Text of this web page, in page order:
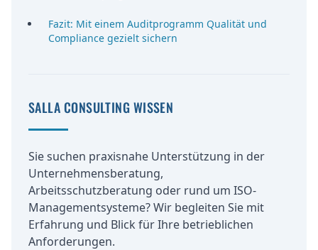
Fazit: Mit einem Auditprogramm Qualität und
Compliance gezielt sichern
SALLA CONSULTING WISSEN
Sie suchen praxisnahe Unterstützung in der
Unternehmensberatung,
Arbeitsschutzberatung oder rund um ISO-
Managementsysteme? Wir begleiten Sie mit
Erfahrung und Blick für Ihre betrieblichen
Anforderungen.